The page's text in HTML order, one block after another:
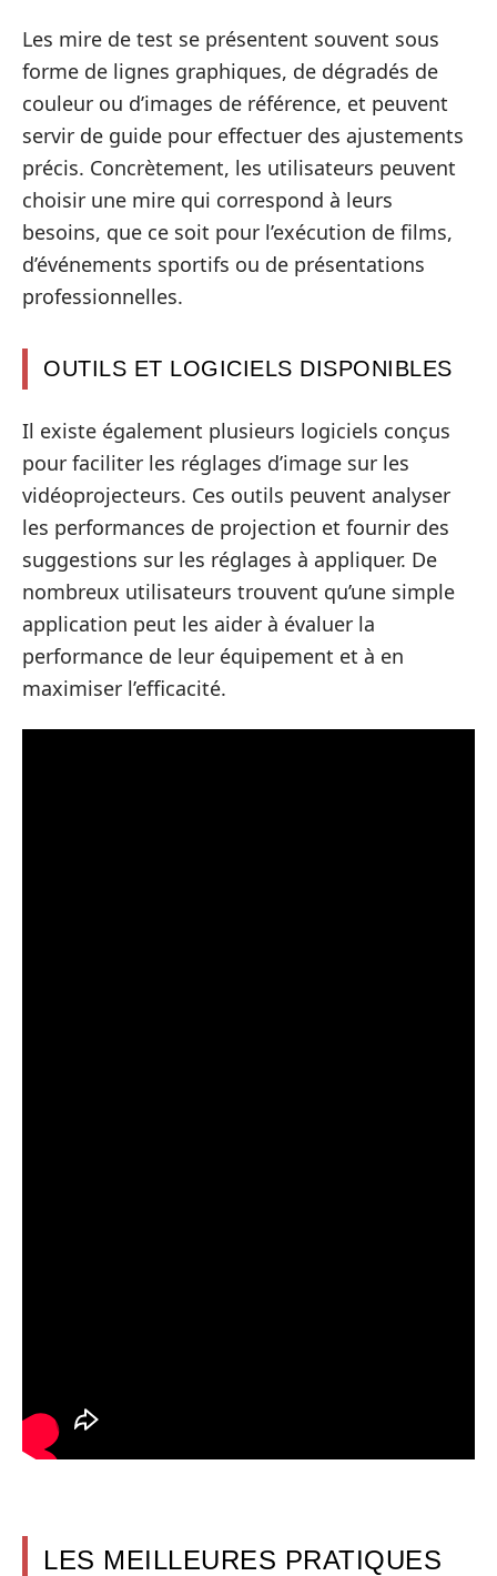
Les mire de test se présentent souvent sous
forme de lignes graphiques, de dégradés de
couleur ou d’images de référence, et peuvent
servir de guide pour effectuer des ajustements
précis. Concrètement, les utilisateurs peuvent
choisir une mire qui correspond à leurs
besoins, que ce soit pour l’exécution de films,
d’événements sportifs ou de présentations
professionnelles.
OUTILS ET LOGICIELS DISPONIBLES
Il existe également plusieurs logiciels conçus
pour faciliter les réglages d’image sur les
vidéoprojecteurs. Ces outils peuvent analyser
les performances de projection et fournir des
suggestions sur les réglages à appliquer. De
nombreux utilisateurs trouvent qu’une simple
application peut les aider à évaluer la
performance de leur équipement et à en
maximiser l’efficacité.
LES MEILLEURES PRATIQUES